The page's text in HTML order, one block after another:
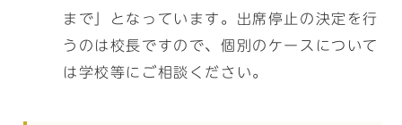
まで」となっています。出席停止の決定を行
うのは校長ですので、個別のケースについて
は学校等にご相談ください。